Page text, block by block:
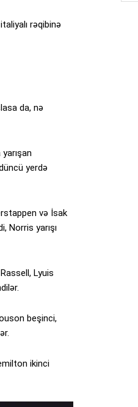
rəqibinə
da, nə
yerdə
və İsak
Norris yarışı
Lyuis
beşinci,
ikinci